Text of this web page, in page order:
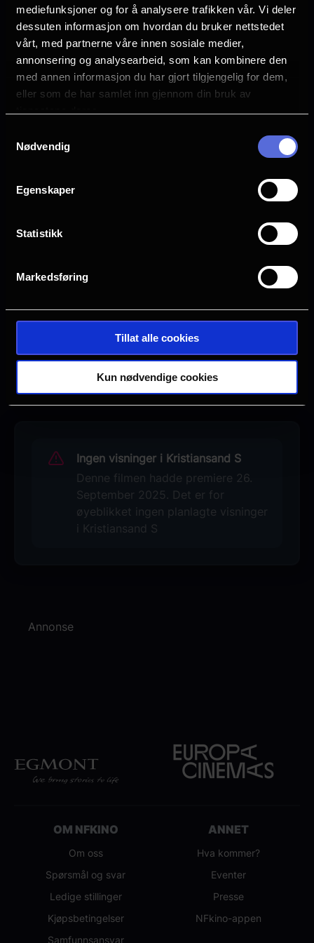
mediefunksjoner og for å analysere trafikken vår. Vi deler
dessuten informasjon om hvordan du bruker nettstedet
vårt, med partnerne våre innen sosiale medier,
annonsering og analysearbeid, som kan kombinere den
med annen informasjon du har gjort tilgjengelig for dem,
eller som de har samlet inn gjennom din bruk av
Nødvendig
Egenskaper
Statistikk
Markedsføring
Tillat alle cookies
Kun nødvendige cookies
Se galleri
Vurdering: (585 stemmer 83.58%)
Rollebesetning
Odin Waage
Mads Ousdal
Øystein Røger
Bjørn Sundquist
Andrea Berntzen
Terje Strømdahl
Fridtjov Såheim
NO
Sjanger
Drama
Krigsfilm
Ymer Media
Se mer
sine valg for en militær
undersøkelseskommisjon. Var
dømmekraften hans god nok? Var det riktig
å trosse militære ordre og angripe et
fremmed skip? Og hvorfor sto han alene
krigsmaskinen?
Ingen visninger i Kristiansand S
Denne filmen hadde premiere 26.
September 2025. Det er for
øyeblikket ingen planlagte visninger
i Kristiansand S
Annonse
OM NFKINO
Om oss
Spørsmål og svar
Ledige stillinger
Kjøpsbetingelser
Samfunnsansvar
ANNET
Hva kommer?
Eventer
Presse
NFkino-appen